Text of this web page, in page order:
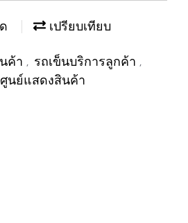
เปรียบเทียบ
ค้า , รถเข็นบริการลูกค้า ,
นย์แสดงสินค้า